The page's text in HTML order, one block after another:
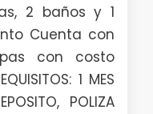
2 baños y 1
Cuenta con
con costo
1 MES
POLIZA